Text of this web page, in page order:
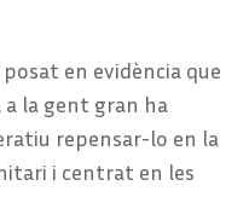
en evidència que
a la gent gran ha
repensar-lo en la
i centrat en les